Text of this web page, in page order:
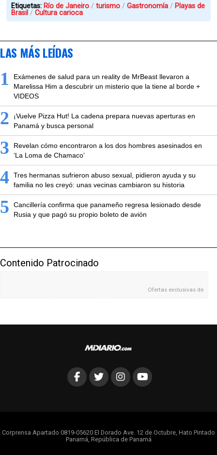
Etiquetas: Río de Janeiro turismo Gastronomía
Playas de
Brasil
Cultura carioca
LAS MÁS LEÍDAS
1
Exámenes de salud para un reality de MrBeast llevaron a
Marelissa Him a descubrir un misterio que la tiene al borde +
VIDEOS
2
¡Vuelve Pizza Hut! La cadena prepara nuevas aperturas en
Panamá y busca personal
3
Revelan cómo encontraron a los dos hombres asesinados en
‘La Loma de Chamaco’
4 Tres hermanas sufrieron abuso sexual, pidieron ayuda y su
familia no les creyó: unas vecinas cambiaron su historia
5
Cancillería confirma que panameño regresa lesionado desde
Rusia y que pagó su propio boleto de avión
Contenido Patrocinado
Ofertas exclusivas de
Corprensa Apartado 0819-05620 El Dorado Ave. 12 de Octubre, Hato Pintado
Panamá, República de Panamá